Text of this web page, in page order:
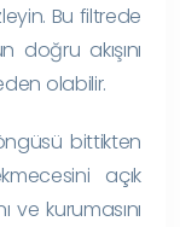
Bu filtrede
akışını
olabilir.
bittikten
açık
ve kurumasını